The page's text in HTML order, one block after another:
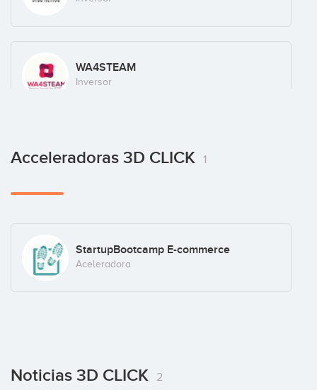
WA4STEAM
Inversor
Xesgalicia Sgecr SA
Inversor
Acceleradoras 3D CLICK 1
StartupBootcamp E-commerce
Aceleradora
Noticias 3D CLICK 2